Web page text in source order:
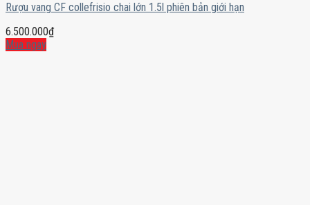
Rượu vang CF collefrisio chai lớn 1.5l phiên bản giới hạn
6.500.000₫
Mua ngay